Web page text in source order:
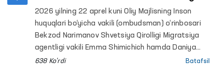
tashrif buyurdi
2026 yilning 22 aprel kuni Oliy Majlisning Inson
huquqlari bo‘yicha vakili (ombudsman) o‘rinbosari
Bekzod Narimanov Shvetsiya Qirolligi Migratsiya
agentligi vakili Emma Shimichich hamda Daniya
Immigratsiya xizmati katta maslahatchisi Aleks
638 Ko'rdi Batafsil